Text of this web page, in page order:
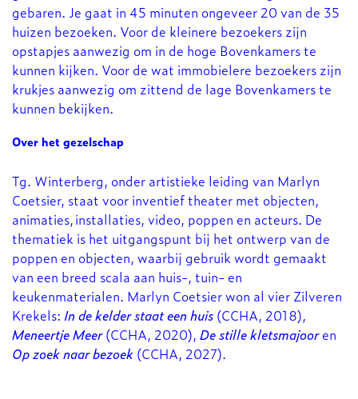
gebaren. Je gaat in 45 minuten ongeveer 20 van de 35
huizen bezoeken. Voor de kleinere bezoekers zijn
opstapjes aanwezig om in de hoge Bovenkamers te
kunnen kijken. Voor de wat immobielere bezoekers zijn
krukjes aanwezig om zittend de lage Bovenkamers te
kunnen bekijken.
Over het gezelschap
Tg. Winterberg, onder artistieke leiding van Marlyn
Coetsier, staat voor inventief theater met objecten,
animaties, installaties, video, poppen en acteurs. De
thematiek is het uitgangspunt bij het ontwerp van de
poppen en objecten, waarbij gebruik wordt gemaakt
van een breed scala aan huis-, tuin- en
keukenmaterialen. Marlyn Coetsier won al vier Zilveren
Krekels: In de kelder staat een huis (CCHA, 2018),
Meneertje Meer(CCHA, 2020), De stille kletsmajooren
Op zoek naar bezoek (CCHA, 2027).
Inzoomen